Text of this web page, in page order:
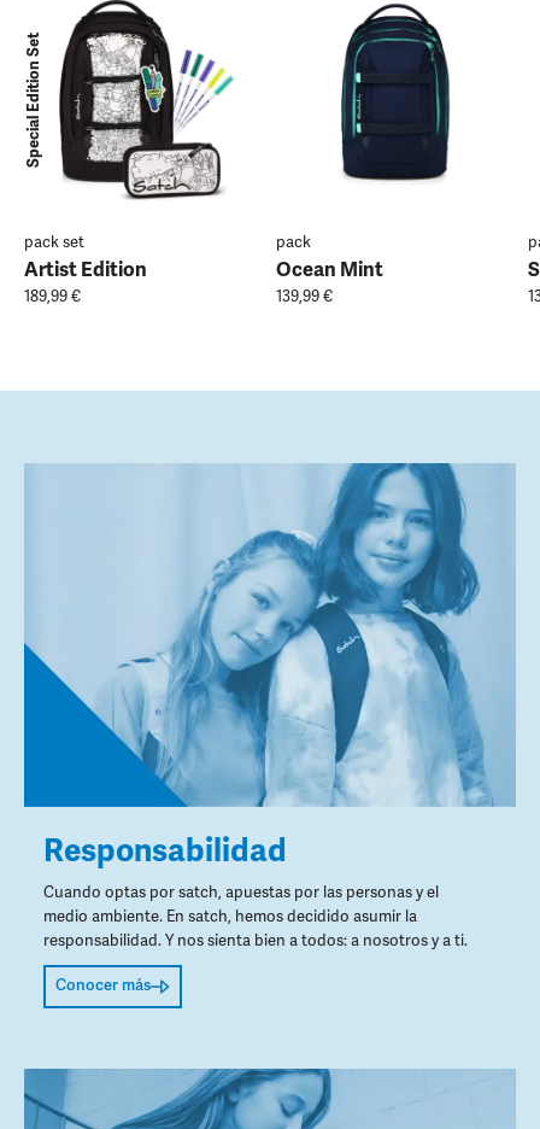
Special Edition Set
pack set
Artist Edition
189,99 €
pack
Ocean Mint
139,99 €
Responsabilidad
Cuando optas por satch, apuestas por las personas y el
medio ambiente. En satch, hemos decidido asumir la
responsabilidad. Y nos sienta bien a todos: a nosotros y a ti.
Conocer más